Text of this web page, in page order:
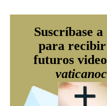
Suscríbase
para recibir
futuros